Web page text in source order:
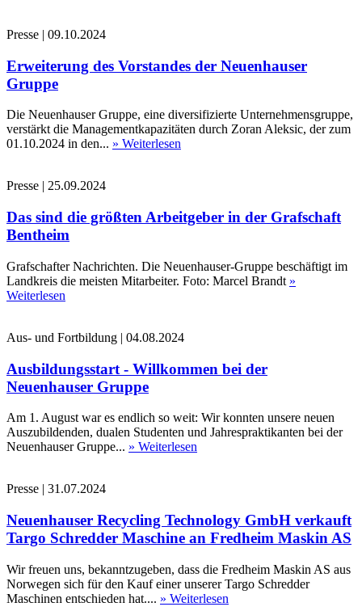
Presse | 09.10.2024
Erweiterung des Vorstandes der Neuenhauser
Gruppe
Die Neuenhauser Gruppe, eine diversifizierte Unternehmensgruppe,
verstärkt die Managementkapazitäten durch Zoran Aleksic, der zum
01.10.2024 in den... » Weiterlesen
Presse | 25.09.2024
Das sind die größten Arbeitgeber in der Grafschaft
Bentheim
Grafschafter Nachrichten. Die Neuenhauser-Gruppe beschäftigt im
Landkreis die meisten Mitarbeiter. Foto: Marcel Brandt »
Weiterlesen
Aus- und Fortbildung | 04.08.2024
Ausbildungsstart - Willkommen bei der
Neuenhauser Gruppe
Am 1. August war es endlich so weit: Wir konnten unsere neuen
Auszubildenden, dualen Studenten und Jahrespraktikanten bei der
Neuenhauser Gruppe... » Weiterlesen
Presse | 31.07.2024
Neuenhauser Recycling Technology GmbH verkauft
Targo Schredder Maschine an Fredheim Maskin AS
Wir freuen uns, bekanntzugeben, dass die Fredheim Maskin AS aus
Norwegen sich für den Kauf einer unserer Targo Schredder
Maschinen entschieden hat.... » Weiterlesen